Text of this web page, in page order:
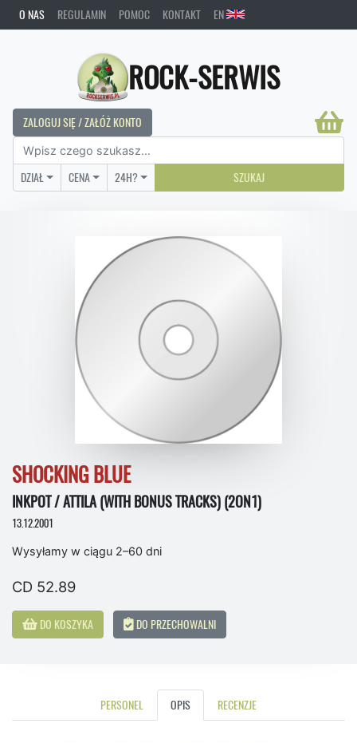
O NAS REGULAMIN POMOC KONTAKT EN
ROCK-SERWIS
ZALOGUJ SIĘ / ZAŁÓŻ KONTO
DZIAŁ CENA 24H? SZUKAJ
SHOCKING BLUE
INKPOT / ATTILA (WITH BONUS TRACKS) (2ON1)
13.12.2001
Wysyłamy w ciągu 2–60 dni
CD 52.89
DO KOSZYKA DO PRZECHOWALNI
PERSONEL OPIS RECENZJE